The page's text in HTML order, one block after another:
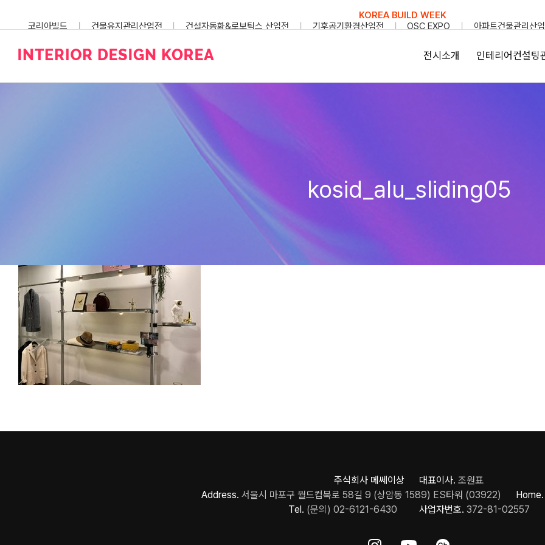
KOREA BUILD WEEK
코리아빌드
건물유지관리산업전 건설자동화&로보틱스 산업전 기후공기환경산업전 OSC EXPO 아파트건물관리산
전시소개 인테리어컨설팅
kosid_alu_sliding05
주식회사 메쎄이상 대표이사. 조원표
Address. 서울시 마포구 월드컵북로 58길 9 (상암동 1589) ES타워 (03922) Home.
Tel. (문의) 02-6121-6430 사업자번호. 372-81-02557